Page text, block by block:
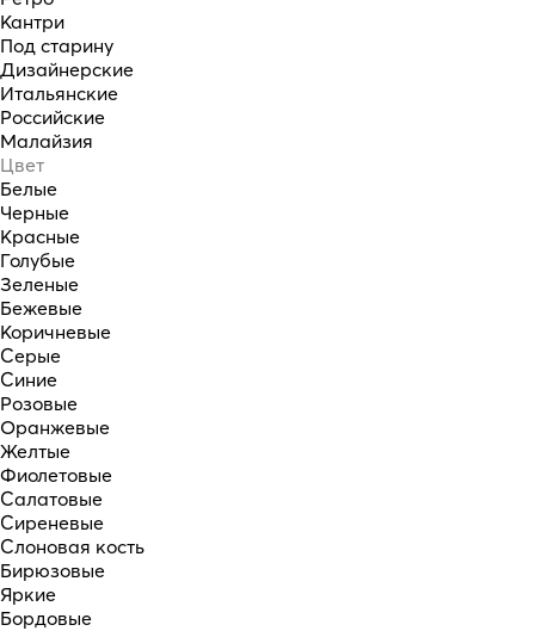
Кантри
Под старину
Дизайнерские
Итальянские
Российские
Малайзия
Цвет
Белые
Черные
Красные
Голубые
Зеленые
Бежевые
Коричневые
Серые
Синие
Розовые
Оранжевые
Желтые
Фиолетовые
Салатовые
Сиреневые
Слоновая кость
Бирюзовые
Яркие
Бордовые